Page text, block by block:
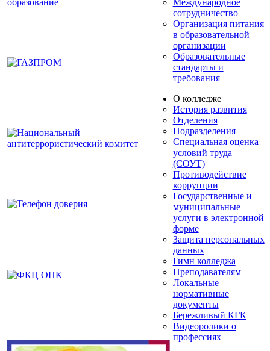
сотрудничество
Организация питания
в образовательной
организации
Образовательные
стандарты и
требования
О колледже
История развития
Отделения
Подразделения
Специальная оценка
условий труда
(СОУТ)
Противодействие
коррупции
Государственные и
муниципальные
услуги в электронной
форме
Защита персональных
данных
Гимн колледжа
Преподавателям
Локальные
нормативные
документы
Бережливый КГК
Видеоролики о
профессиях